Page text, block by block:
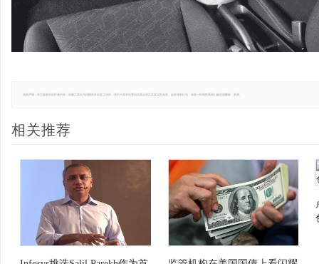
免责声明：本文版权归原作者所有，转载文章仅为传播更多信息之目的，并不代表本站赞同其观点和对其真实性负责。如有侵权行为，请第一时间联系我们修改或删除，多谢。
相关推荐